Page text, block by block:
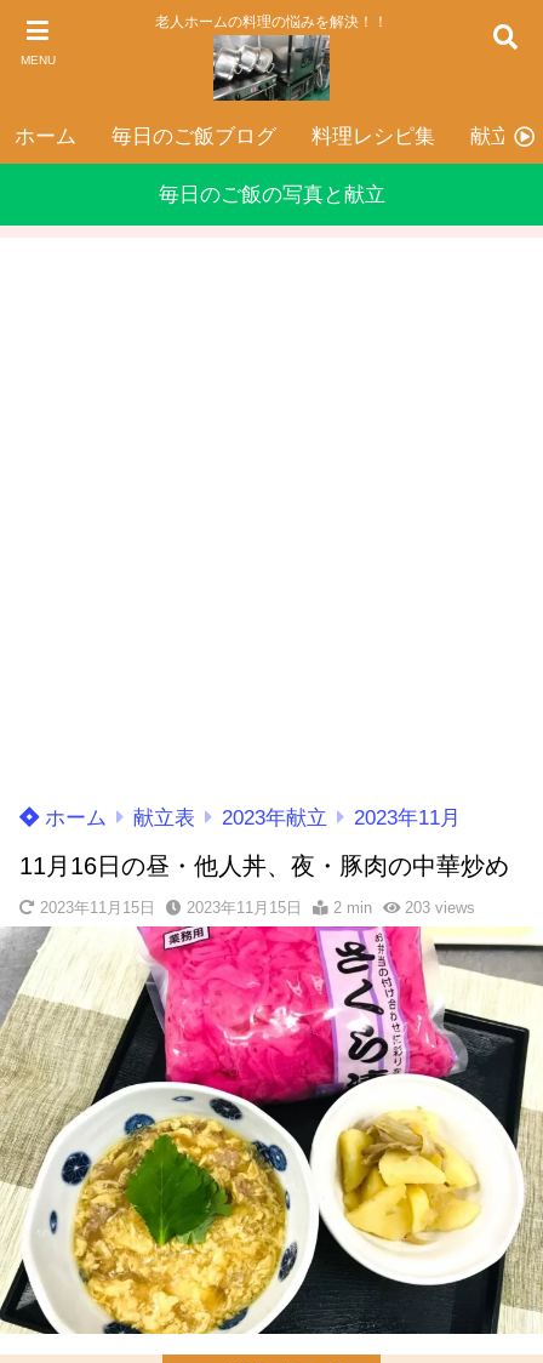
MENU
老人ホームの料理の悩みを解決！！
ホーム 毎日のご飯ブログ 料理レシピ集 献立表
毎日のご飯の写真と献立
ホーム 献立表 2023年献立 2023年11月
11月16日の昼・他人丼、夜・豚肉の中華炒め
2023年11月15日 2023年11月15日 2 min 203views